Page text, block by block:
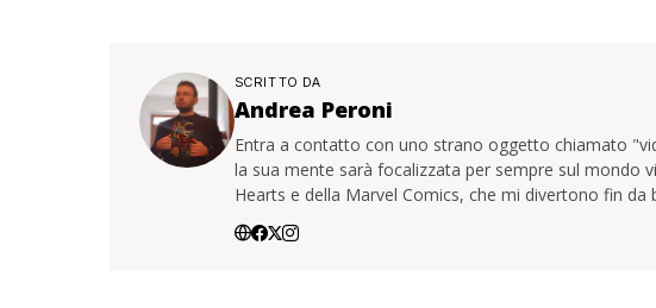
SCRITTO DA
Andrea Peroni
Entra a contatto con uno strano oggetto chiamato
la sua mente sarà focalizzata per sempre sul mondo
Hearts e della Marvel Comics, che mi divertono fin da